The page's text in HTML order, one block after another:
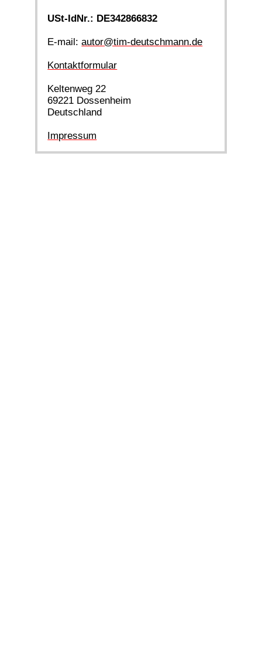
USt-IdNr.: DE342866832
E-mail:autor@tim-deutschmann.de
Kontaktformular
Keltenweg 22
69221 Dossenheim
Deutschland
Impressum